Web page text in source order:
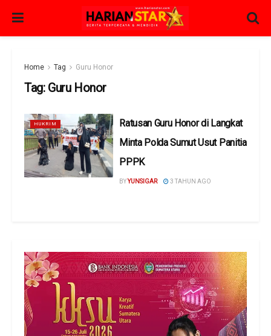
Home Tag Guru Honor
Tag: Guru Honor
HUKRIM
Ratusan Guru Honor di Langkat
Minta Polda Sumut Usut Panitia
PPPK
BYYUNSIGAR 3 TAHUN AGO